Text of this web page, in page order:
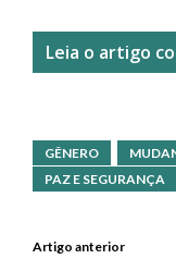
Leia o artigo
GÊNERO
PAZ E SEGURANÇA
Artigo anterior